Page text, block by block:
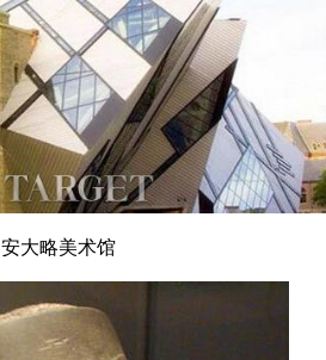
安大略美术馆